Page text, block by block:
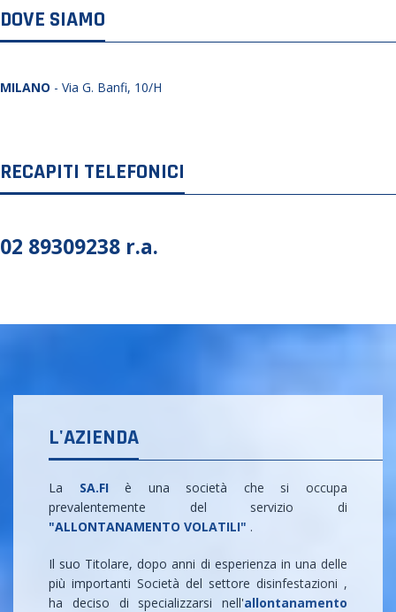
DOVE SIAMO
MILANO - Via G. Banfi, 10/H
RECAPITI TELEFONICI
02 89309238 r.a.
L'AZIENDA
La SA.FIè una società che si occupa
prevalentemente del servizio di
"ALLONTANAMENTO VOLATILI" .
Il suo Titolare, dopo anni di esperienza in una delle
più importanti Società del settore disinfestazioni ,
ha deciso di specializzarsi nell'allontanamento